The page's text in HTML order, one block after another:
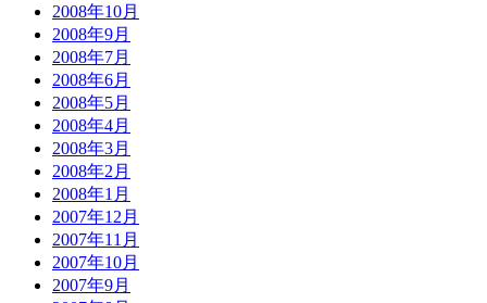
2008年10月
2008年9月
2008年7月
2008年6月
2008年5月
2008年4月
2008年3月
2008年2月
2008年1月
2007年12月
2007年11月
2007年10月
2007年9月